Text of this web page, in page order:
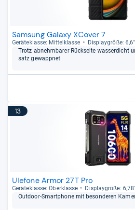
Samsung Galaxy XCover 7
Gerä­te­klasse: Mit­tel­klasse Dis­play­größe: 6,6"
Trotz abnehm­ba­rer Rück­seite was­ser­dicht
satz gewapp­net
13
Ulefone Armor 27T Pro
Gerä­te­klasse: Ober­klasse Dis­play­größe:
Out­door-​Smart­phone mit beson­de­ren